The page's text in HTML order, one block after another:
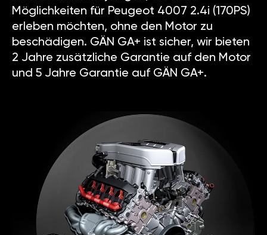
Möglichkeiten für Peugeot 4007 2.4i (170PS)
erleben möchten, ohne den Motor zu
beschädigen. GÄN GA+ ist sicher, wir bieten
2 Jahre zusätzliche Garantie auf den Motor
und 5 Jahre Garantie auf GÄN GA+.